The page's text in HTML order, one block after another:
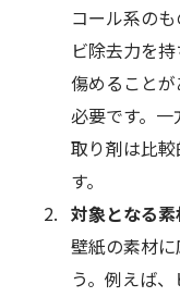
コール系の
ビ除去力を
傷めること
必要です。
取り剤は比
す。
対象となる
壁紙の素材
う。例えば